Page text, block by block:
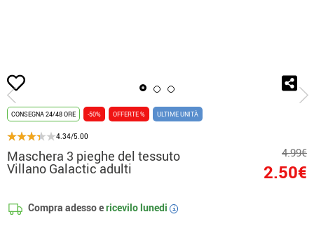
Inizio Maschera 3 pieghe del tessuto
CONSEGNA 24/48 ORE -50% OFFERTE % ULTIME UNITÀ
4.34/5.00
Maschera 3 pieghe del tessuto
Villano Galactic adulti
4.99€
2.50€
Compra adesso ericevilolunedi i